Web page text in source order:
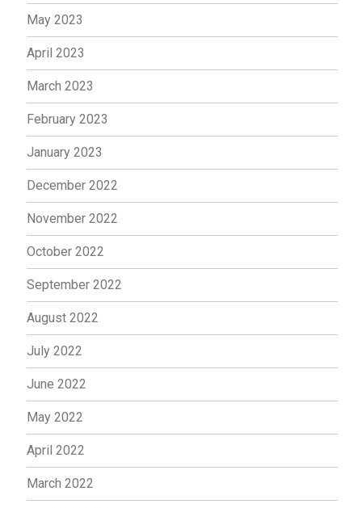
May 2023
April 2023
March 2023
February 2023
January 2023
December 2022
November 2022
October 2022
September 2022
August 2022
July 2022
June 2022
May 2022
April 2022
March 2022